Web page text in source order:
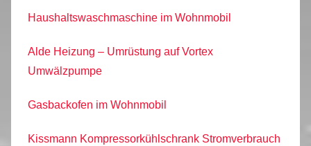
Haushaltswaschmaschine im Wohnmobil
Alde Heizung – Umrüstung auf Vortex
Umwälzpumpe
Gasbackofen im Wohnmobil
Kissmann Kompressorkühlschrank Stromverbrauch